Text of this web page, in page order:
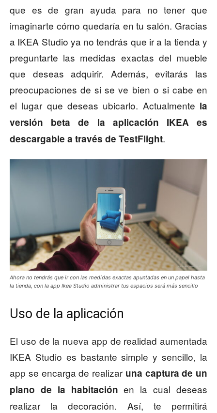
que es de gran ayuda para no tener que
imaginarte cómo quedaría en tu salón. Gracias
a IKEA Studio ya no tendrás que ir a la tienda y
preguntarte las medidas exactas del mueble
que deseas adquirir. Además, evitarás las
preocupaciones de si se ve bien o si cabe en
el lugar que deseas ubicarlo. Actualmente la
versión beta de la aplicación IKEA es
descargable a través de TestFlight.
Ahora no tendrás que ir con las medidas exactas apuntadas en un papel hasta
la tienda, con la app Ikea Studio administrar tus espacios será más sencillo
Uso de la aplicación
El uso de la nueva app de realidad aumentada
IKEA Studio es bastante simple y sencillo, la
app se encarga de realizar una captura de un
plano de la habitación en la cual deseas
realizar la decoración. Así, te permitirá